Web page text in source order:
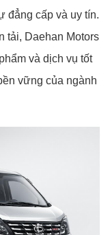
đẳng cấp và uy tín.
tải, Daehan Motors
và dịch vụ tốt
vững của ngành